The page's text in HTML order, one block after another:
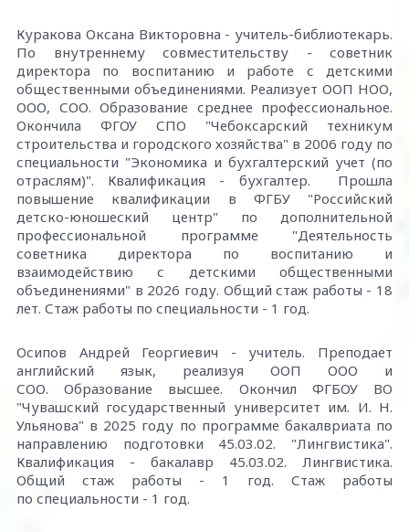
Куракова Оксана Викторовна - учитель-библиотекарь.
По внутреннему совместительству - советник
директора по воспитанию и работе с детскими
общественными объединениями. Реализует ООП НОО,
ООО, СОО. Образование среднее профессиональное.
Окончила ФГОУ СПО "Чебоксарский техникум
строительства и городского хозяйства" в 2006 году по
специальности "Экономика и бухгалтерский учет (по
отраслям)". Квалификация - бухгалтер. Прошла
повышение квалификации в ФГБУ "Российский
детско-юношеский центр" по дополнительной
профессиональной программе "Деятельность
советника директора по воспитанию и
взаимодействию с детскими общественными
объединениями" в 2026 году. Общий стаж работы - 18
лет. Стаж работы по специальности - 1 год.
Осипов Андрей Георгиевич - учитель. Преподает
английский язык, реализуя ООП ООО и
СОО. Образование высшее. Окончил ФГБОУ ВО
"Чувашский государственный университет им. И. Н.
Ульянова" в 2025 году по программе бакалвриата по
направлению подготовки 45.03.02. "Лингвистика".
Квалификация - бакалавр 45.03.02. Лингвистика.
Общий стаж работы - 1 год. Стаж работы
по специальности - 1 год.